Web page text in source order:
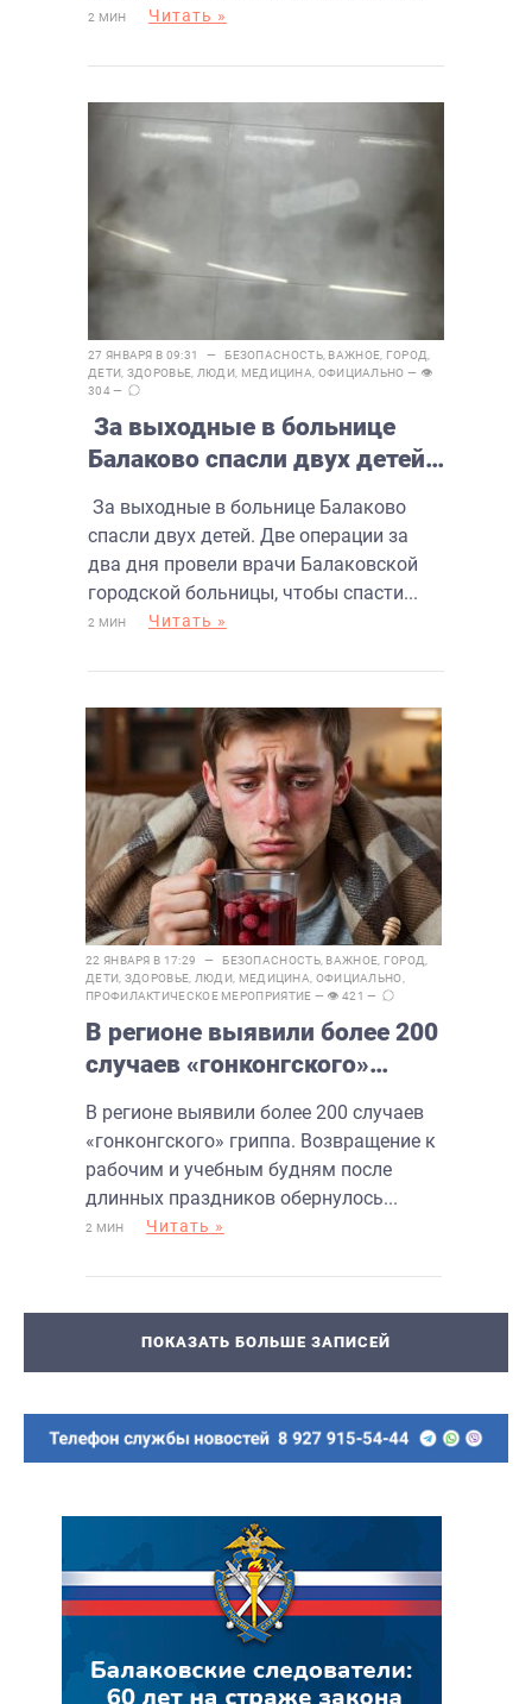
2 МИН Читать »
27 ЯНВАРЯ В 09:31 — БЕЗОПАСНОСТЬ, ВАЖНОЕ ГОРОД
ДЕТИ ЗДОРОВЬЕ ЛЮДИ МЕДИЦИНА ОФИЦИАЛЬНО — 👁
304 —
За выходные в больнице
Балаково спасли двух детей,
За выходные в больнице Балаково
спасли двух детей. Две операции за
два дня провели врачи Балаковской
городской больницы, чтобы спасти...
2 МИН Читать »
22 ЯНВАРЯ В 17:29 — БЕЗОПАСНОСТЬ, ВАЖНОЕ ГОРОД
ДЕТИ ЗДОРОВЬЕ ЛЮДИ МЕДИЦИНА ОФИЦИАЛЬНО
ПРОФИЛАКТИЧЕСКОЕ МЕРОПРИЯТИЕ — 👁 421 —
В регионе выявили более 200
случаев «гонконгского»
В регионе выявили более 200 случаев
«гонконгского» гриппа. Возвращение к
рабочим и учебным будням после
длинных праздников обернулось...
2 МИН Читать »
ПОКАЗАТЬ БОЛЬШЕ ЗАПИСЕЙ